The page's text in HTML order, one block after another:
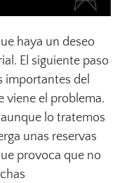
haya un deseo
El siguiente paso
importantes del
viene el problema.
lo tratemos
unas reservas
provoca que no